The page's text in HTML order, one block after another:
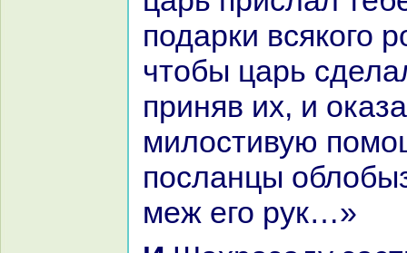
подарки всякoго
чтобы царь
приняв их, и
милостивую
посланцы
меж его рук…»